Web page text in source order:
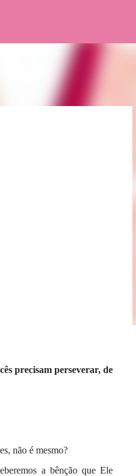
precisam perseverar, de
não é mesmo?
a bênção que Ele